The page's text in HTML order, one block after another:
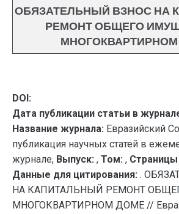
ОБЯЗАТЕЛЬНЫЙ ВЗНОС НА
РЕМОНТ ОБЩЕГО
DOI:
Дата публикации статьи в
Название журнала: Евразийский
публикация научных статей в
журнале, Выпуск: , Том: ,
Данные для цитирования: .
НА КАПИТАЛЬНЫЙ РЕМОНТ
МНОГОКВАРТИРНОМ ДОМЕ //